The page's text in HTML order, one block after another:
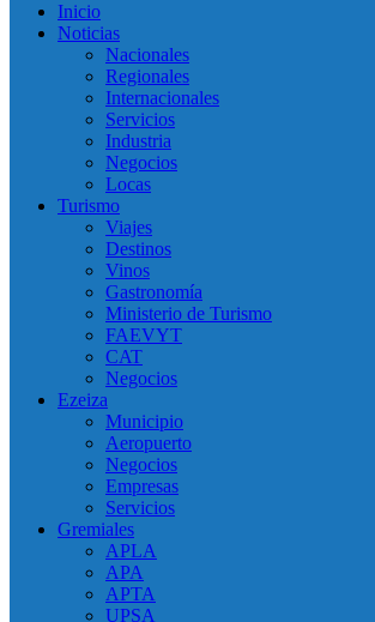
Inicio
Noticias
Nacionales
Regionales
Internacionales
Servicios
Industria
Negocios
Locas
Turismo
Viajes
Destinos
Vinos
Gastronomía
Ministerio de Turismo
FAEVYT
CAT
Negocios
Ezeiza
Municipio
Aeropuerto
Negocios
Empresas
Servicios
Gremiales
APLA
APA
APTA
UPSA